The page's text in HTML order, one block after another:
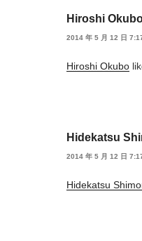
Hiroshi
2014 年 5 月 12 日
Hiroshi Okubo
Hidekatsu
2014 年 5 月 12 日
Hidekatsu